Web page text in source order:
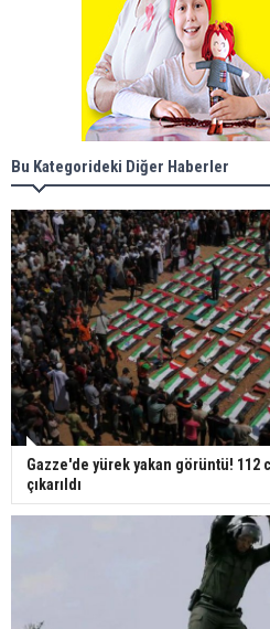
Bu Kategorideki Diğer Haberler
Gazze'de yürek yakan görüntü! 112
çıkarıldı